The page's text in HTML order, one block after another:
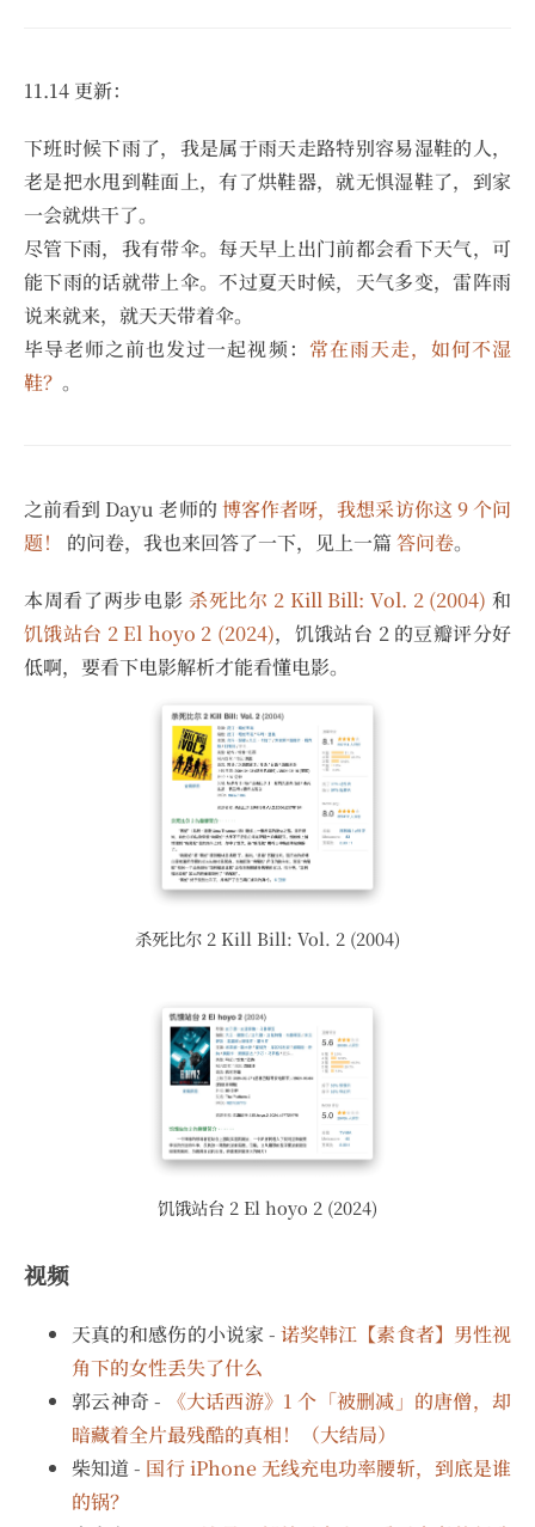
11.14 更新：
下班时候下雨了，我是属于雨天走路特别容易湿鞋的人，
老是把水甩到鞋面上，有了烘鞋器，就无惧湿鞋了，到家
一会就烘干了。
尽管下雨，我有带伞。每天早上出门前都会看下天气，可
能下雨的话就带上伞。不过夏天时候，天气多变，雷阵雨
说来就来，就天天带着伞。
毕导老师之前也发过一起视频： 常在雨天走，如何不湿
鞋？ 。
之前看到 Dayu 老师的 博客作者呀，我想采访你这 9 个问
题！
的问卷，我也来回答了一下，见上一篇答问卷。
本周看了两步电影 杀死比尔 2 Kill Bill: Vol. 2 (2004) 和
饥饿站台 2 El hoyo 2 (2024)，饥饿站台 2 的豆瓣评分好
低啊，要看下电影解析才能看懂电影。
杀死比尔 2 Kill Bill: Vol. 2 (2004)
饥饿站台 2 El hoyo 2 (2024)
视频
天真的和感伤的小说家 -诺奖韩江【素食者】男性视
角下的女性丢失了什么
郭云神奇 -
《大话西游》1 个「被删减」的唐僧，却
暗藏着全片最残酷的真相！（大结局）
柴知道 - 国行 iPhone 无线充电功率腰斩，到底是谁
的锅？